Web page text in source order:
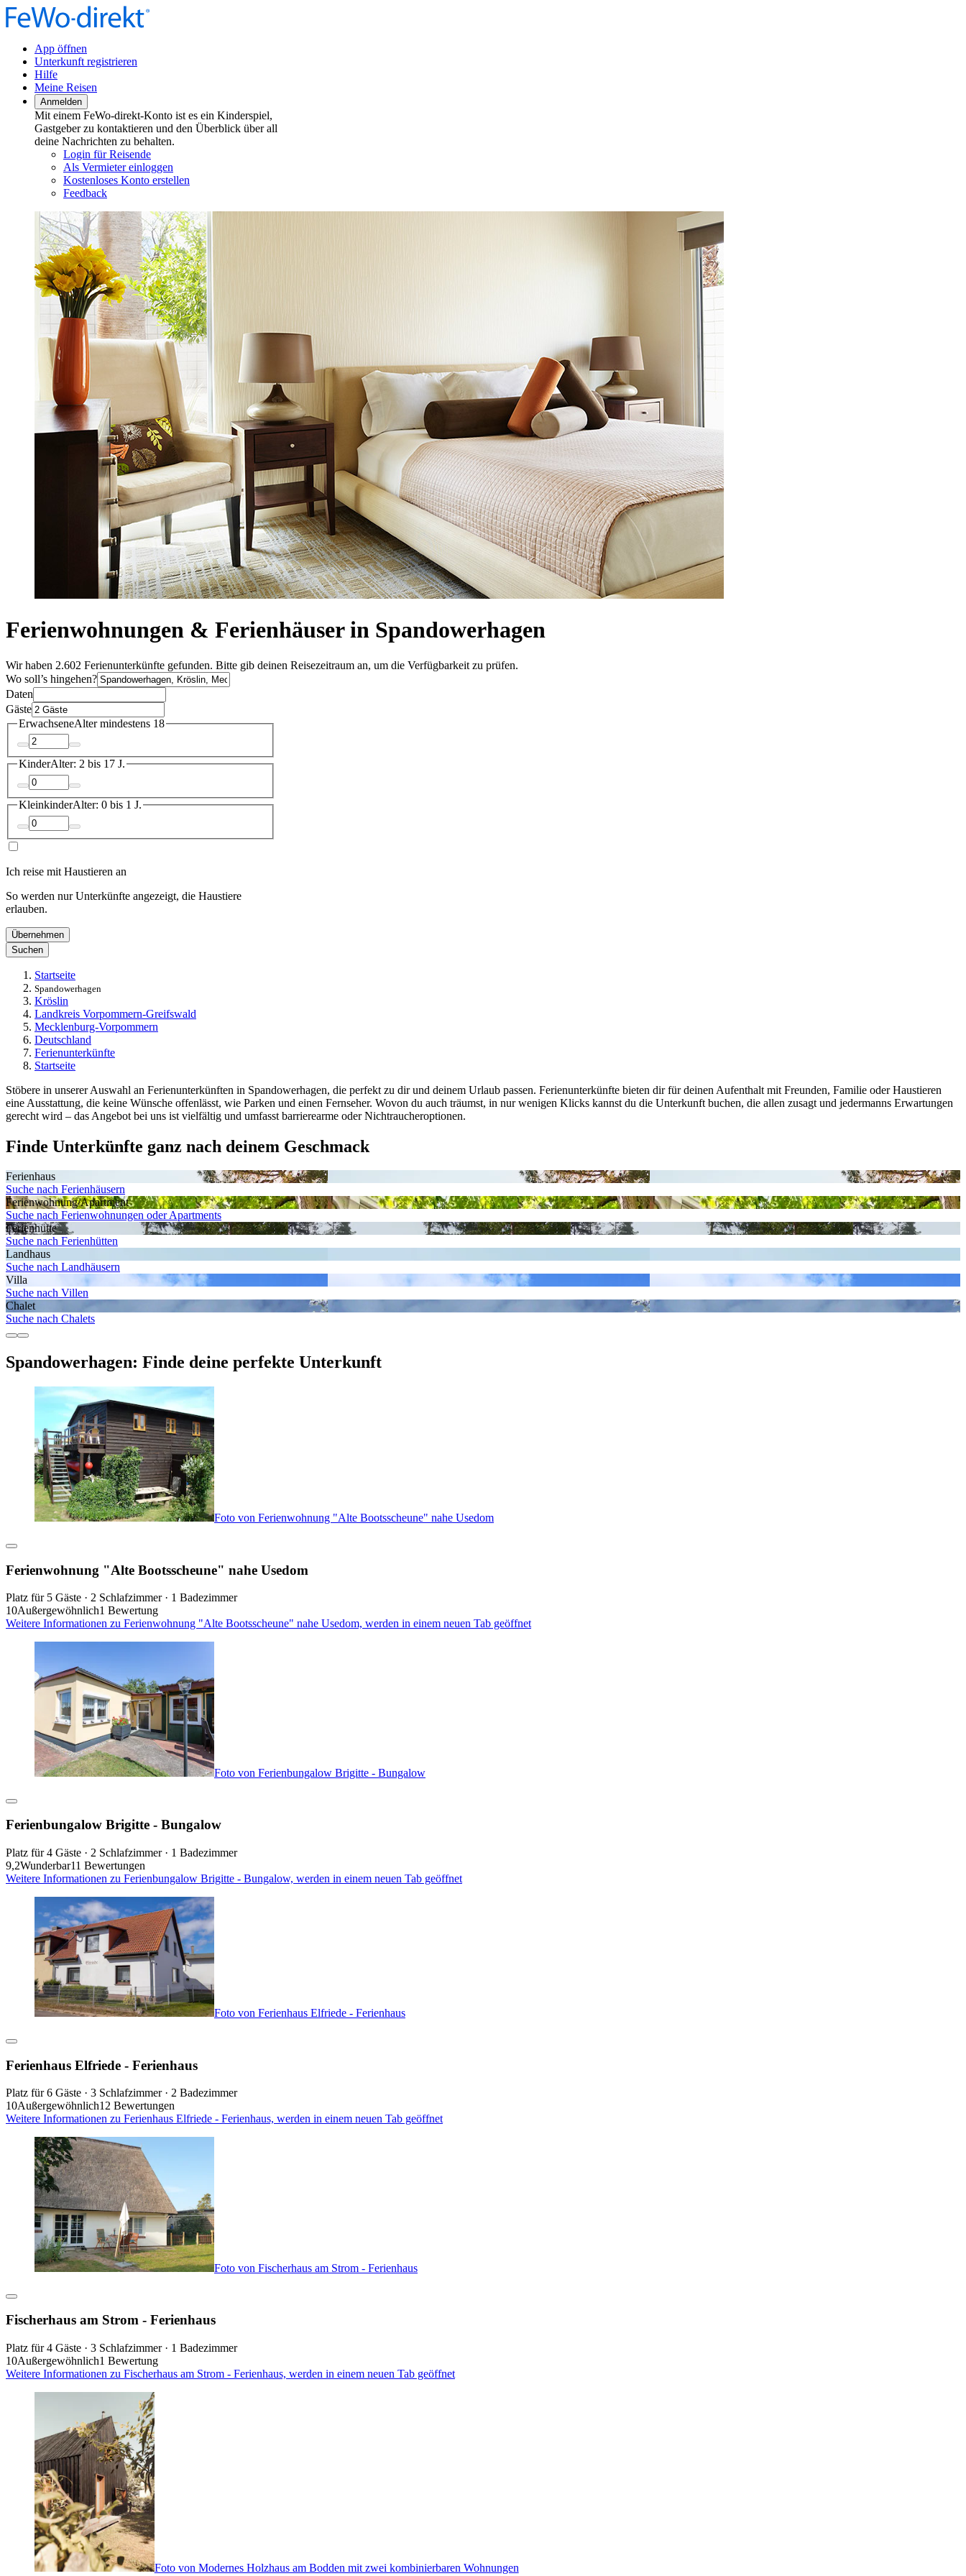
App öffnen
Unterkunft registrieren
Hilfe
Meine Reisen
Anmelden
Mit einem FeWo-direkt-Konto ist es ein Kinderspiel,
Gastgeber zu kontaktieren und den Überblick über all
deine Nachrichten zu behalten.
Login für Reisende
Als Vermieter einloggen
Kostenloses Konto erstellen
Feedback
Ferienwohnungen & Ferienhäuser in Spandowerhagen
Wir haben 2.602 Ferienunterkünfte gefunden. Bitte gib deinen Reisezeitraum an, um die Verfügbarkeit zu prüfen.
Wo soll’s hingehen?
Daten
Gäste
ErwachseneAlter mindestens 18
KinderAlter: 2 bis 17 J.
KleinkinderAlter: 0 bis 1 J.
Ich reise mit Haustieren an
So werden nur Unterkünfte angezeigt, die Haustiere
erlauben.
Übernehmen
Suchen
Startseite
Spandowerhagen
Kröslin
Landkreis Vorpommern-Greifswald
Mecklenburg-Vorpommern
Deutschland
Ferienunterkünfte
Startseite
Stöbere in unserer Auswahl an Ferienunterkünften in Spandowerhagen, die perfekt zu dir und deinem Urlaub passen. Ferienunterkünfte bieten dir für deinen Aufenthalt mit Freunden, Familie oder Haustieren
eine Ausstattung, die keine Wünsche offenlässt, wie Parken und einen Fernseher. Wovon du auch träumst, in nur wenigen Klicks kannst du die Unterkunft buchen, die allen zusagt und jedermanns Erwartungen
gerecht wird – das Angebot bei uns ist vielfältig und umfasst barrierearme oder Nichtraucheroptionen.
Finde Unterkünfte ganz nach deinem Geschmack
Ferienhaus
Suche nach Ferienhäusern
Ferienwohnung/Apartment
Suche nach Ferienwohnungen oder Apartments
Ferienhütte
Suche nach Ferienhütten
Landhaus
Suche nach Landhäusern
Villa
Suche nach Villen
Chalet
Suche nach Chalets
Spandowerhagen: Finde deine perfekte Unterkunft
Foto von Ferienwohnung "Alte Bootsscheune" nahe Usedom
Ferienwohnung "Alte Bootsscheune" nahe Usedom
Platz für 5 Gäste · 2 Schlafzimmer · 1 Badezimmer
10Außergewöhnlich1 Bewertung
Weitere Informationen zu Ferienwohnung "Alte Bootsscheune" nahe Usedom, werden in einem neuen Tab geöffnet
Foto von Ferienbungalow Brigitte - Bungalow
Ferienbungalow Brigitte - Bungalow
Platz für 4 Gäste · 2 Schlafzimmer · 1 Badezimmer
9,2Wunderbar11 Bewertungen
Weitere Informationen zu Ferienbungalow Brigitte - Bungalow, werden in einem neuen Tab geöffnet
Foto von Ferienhaus Elfriede - Ferienhaus
Ferienhaus Elfriede - Ferienhaus
Platz für 6 Gäste · 3 Schlafzimmer · 2 Badezimmer
10Außergewöhnlich12 Bewertungen
Weitere Informationen zu Ferienhaus Elfriede - Ferienhaus, werden in einem neuen Tab geöffnet
Foto von Fischerhaus am Strom - Ferienhaus
Fischerhaus am Strom - Ferienhaus
Platz für 4 Gäste · 3 Schlafzimmer · 1 Badezimmer
10Außergewöhnlich1 Bewertung
Weitere Informationen zu Fischerhaus am Strom - Ferienhaus, werden in einem neuen Tab geöffnet
Foto von Modernes Holzhaus am Bodden mit zwei kombinierbaren Wohnungen